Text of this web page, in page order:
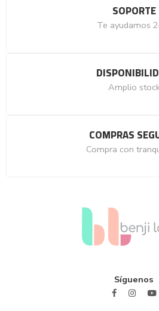
SOPORTE
Te ayudamos
Amplio
COMPRAS
Compra con
Síguenos